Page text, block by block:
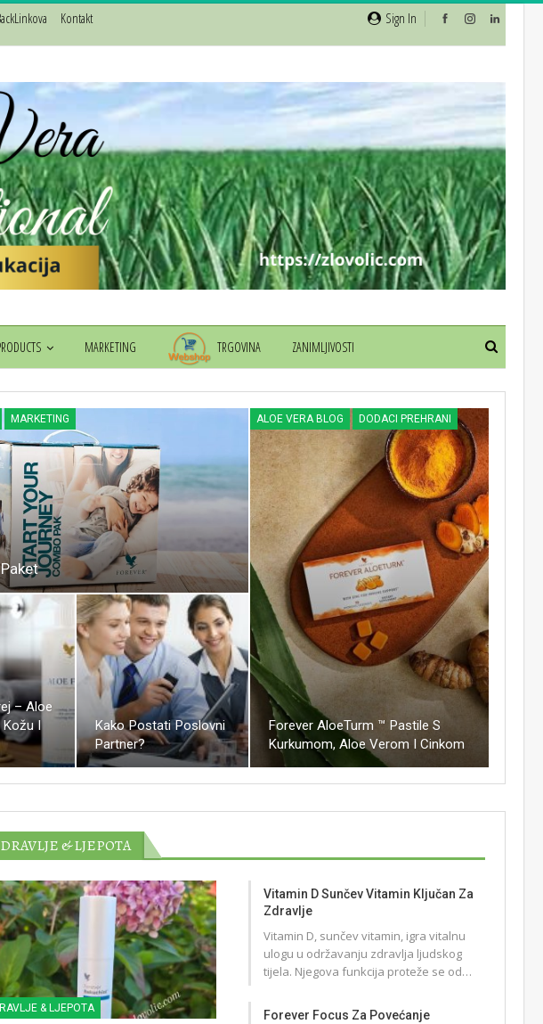
Sign In
Kontakt
MARKETING TRGOVINA ZANIMLJIVOSTI
MARKETING
– Aloe
Kožu I
Kako Postati Poslovni
Partner?
ALOE VERA BLOG DODACI PREHRANI
Forever AloeTurm ™ Pastile S
Kurkumom, Aloe Verom I Cinkom
& LJEPOTA
& LJEPOTA
Vitamin D Sunčev Vitamin Ključan Za
Zdravlje
Vitamin D, sunčev vitamin, igra vitalnu
ulogu u održavanju zdravlja ljudskog
tijela. Njegova funkcija proteže se od…
Forever Focus Za Povećanje